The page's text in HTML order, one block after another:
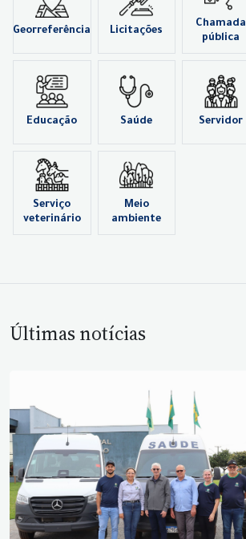
Georreferência Licitações
Chamada
pública
Educação Saúde Servidor
Serviço
veterinário
Meio
ambiente
Últimas notícias